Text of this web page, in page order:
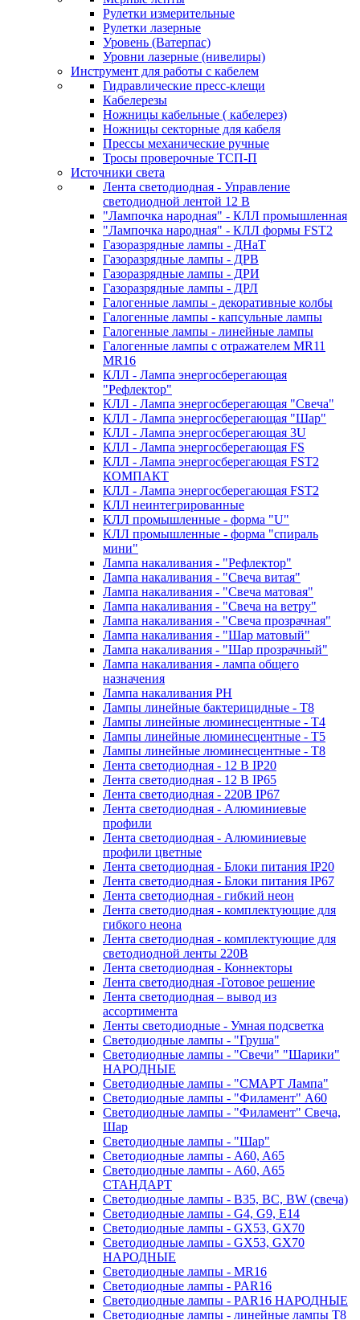
Рулетки измерительные
Рулетки лазерные
Уровень (Ватерпас)
Уровни лазерные (нивелиры)
Инструмент для работы с кабелем
Гидравлические пресс-клещи
Кабелерезы
Ножницы кабельные ( кабелерез)
Ножницы секторные для кабеля
Прессы механические ручные
Тросы проверочные ТСП-П
Источники света
Лента светодиодная - Управление
светодиодной лентой 12 В
"Лампочка народная" - КЛЛ промышленная
"Лампочка народная" - КЛЛ формы FST2
Газоразрядные лампы - ДНаТ
Газоразрядные лампы - ДРВ
Газоразрядные лампы - ДРИ
Газоразрядные лампы - ДРЛ
Галогенные лампы - декоративные колбы
Галогенные лампы - капсульные лампы
Галогенные лампы - линейные лампы
Галогенные лампы с отражателем MR11
MR16
КЛЛ - Лампа энергосберегающая
"Рефлектор"
КЛЛ - Лампа энергосберегающая "Свеча"
КЛЛ - Лампа энергосберегающая "Шар"
КЛЛ - Лампа энергосберегающая 3U
КЛЛ - Лампа энергосберегающая FS
КЛЛ - Лампа энергосберегающая FST2
КОМПАКТ
КЛЛ - Лампа энергосберегающая FSТ2
КЛЛ неинтегрированные
КЛЛ промышленные - форма "U"
КЛЛ промышленные - форма "спираль
мини"
Лампа накаливания - "Рефлектор"
Лампа накаливания - "Свеча витая"
Лампа накаливания - "Свеча матовая"
Лампа накаливания - "Свеча на ветру"
Лампа накаливания - "Свеча прозрачная"
Лампа накаливания - "Шар матовый"
Лампа накаливания - "Шар прозрачный"
Лампа накаливания - лампа общего
назначения
Лампа накаливания РН
Лампы линейные бактерицидные - Т8
Лампы линейные люминесцентные - Т4
Лампы линейные люминесцентные - Т5
Лампы линейные люминесцентные - Т8
Лента светодиодная - 12 В IP20
Лента светодиодная - 12 В IP65
Лента светодиодная - 220В IP67
Лента светодиодная - Алюминиевые
профили
Лента светодиодная - Алюминиевые
профили цветные
Лента светодиодная - Блоки питания IP20
Лента светодиодная - Блоки питания IP67
Лента светодиодная - гибкий неон
Лента светодиодная - комплектующие для
гибкого неона
Лента светодиодная - комплектующие для
светодиодной ленты 220В
Лента светодиодная - Коннекторы
Лента светодиодная -Готовое решение
Лента светодиодная – вывод из
ассортимента
Ленты светодиодные - Умная подсветка
Светодиодные лампы - "Груша"
Светодиодные лампы - "Свечи" "Шарики"
НАРОДНЫЕ
Светодиодные лампы - "СМАРТ Лампа"
Светодиодные лампы - "Филамент" A60
Светодиодные лампы - "Филамент" Свеча,
Шар
Светодиодные лампы - "Шар"
Светодиодные лампы - A60, A65
Светодиодные лампы - A60, A65
СТАНДАРТ
Светодиодные лампы - B35, BC, BW (свеча)
Светодиодные лампы - G4, G9, Е14
Светодиодные лампы - GX53, GX70
Светодиодные лампы - GX53, GX70
НАРОДНЫЕ
Светодиодные лампы - MR16
Светодиодные лампы - PAR16
Светодиодные лампы - PAR16 НАРОДНЫЕ
Светодиодные лампы - линейные лампы T8